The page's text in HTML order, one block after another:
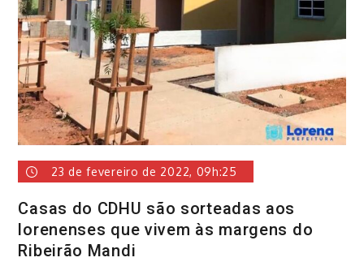
23 de fevereiro de 2022, 09h:25
Casas do CDHU são sorteadas aos
lorenenses que vivem às margens do
Ribeirão Mandi